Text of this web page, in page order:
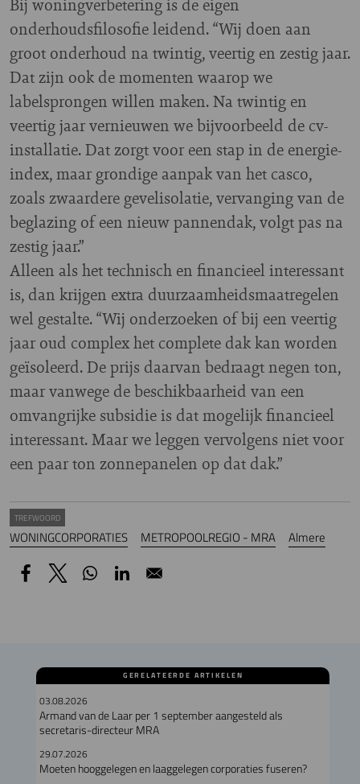
onderhoudsfilosofie leidend. “Wij doen aan
groot onderhoud na twintig, veertig en zestig jaar.
Dat zijn ook de momenten waarop we
labelsprongen willen maken. Na twintig en
veertig jaar vernieuwen we bijvoorbeeld de cv-
installatie. Dat zorgt voor een stap in de energie-
index, maar grondige aanpak van het casco,
zoals zwaardere gevelisolatie, vervanging van de
beglazing of een nieuw pannendak, volgt pas na
zestig jaar.”
Alleen als het technisch en financieel interessant
is, dan krijgen extra duurzaamheidsmaatregelen
wel gestalte. “Wij onderzoeken of bij een veertig
jaar oud complex het complete dak kan worden
geïsoleerd. De prijs daarvan bedraagt negen ton,
maar vanwege de beschikbaarheid van een
omvangrijke subsidie is dat mogelijk financieel
interessant. Maar we leggen vervolgens niet voor
een paar ton zonnepanelen op dat dak.”
TREFWOORD
WONINGCORPORATIES METROPOOLREGIO - MRA Almere
GERELATEERDE ARTIKELEN
03.08.2026
Armand van de Laar per 1 september aangesteld als
secretaris-directeur MRA
29.07.2026
Moeten hooggelegen en laaggelegen corporaties fuseren?